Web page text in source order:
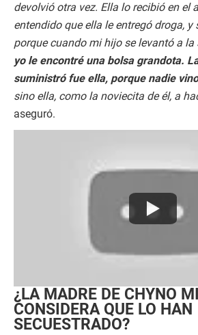
devolvió otra vez. Ella lo recibió en el
entendido que ella le entregó droga, y
porque cuando mi hijo se levantó a la
yo le encontré una bolsa grandota.
suministró fue ella, porque nadie
sino ella, como la noviecita de él, a
aseguró.
¿LA MADRE DE CHYNO
CONSIDERA QUE LO HAN
SECUESTRADO?